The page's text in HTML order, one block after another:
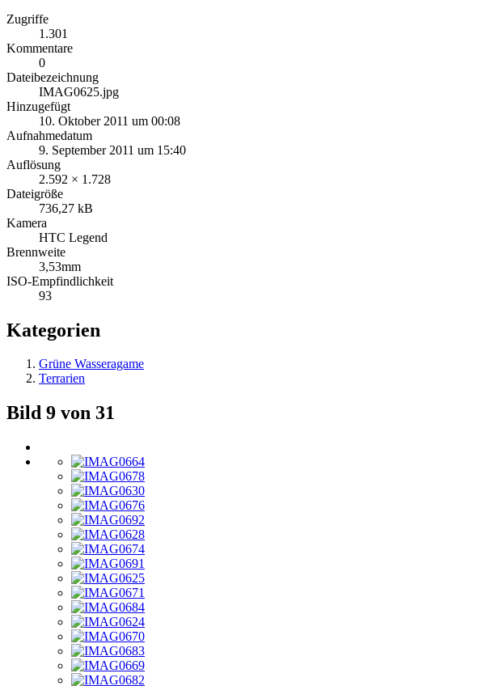
Zugriffe
1.301
Kommentare
0
Dateibezeichnung
IMAG0625.jpg
Hinzugefügt
10. Oktober 2011 um 00:08
Aufnahmedatum
9. September 2011 um 15:40
Auflösung
2.592 × 1.728
Dateigröße
736,27 kB
Kamera
HTC Legend
Brennweite
3,53mm
ISO-Empfindlichkeit
93
Kategorien
Grüne Wasseragame
Terrarien
Bild 9 von 31